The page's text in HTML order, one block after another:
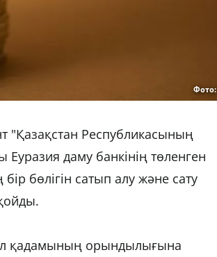
Фото:
"Қазақстан Республикасының
даму банкінің төленген
бөлігін сатып алу және сату
қадамының орындылығына